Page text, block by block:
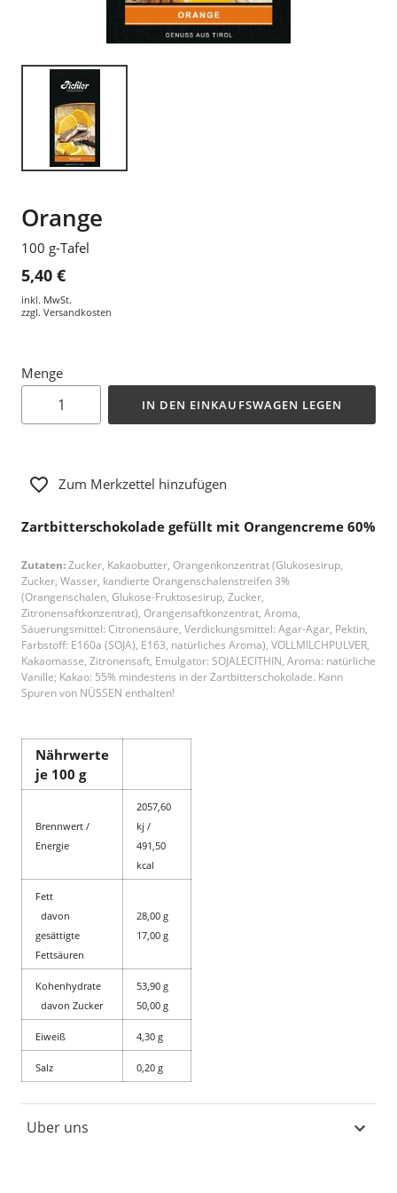
Orange
100 g-Tafel
5,40 €
inkl. MwSt.
zzgl. Versandkosten
Menge
IN DEN EINKAUFSWAGEN LEGEN
Zum Merkzettel hinzufügen
Zartbitterschokolade gefüllt mit Orangencreme 60%
Zutaten:Zucker, Kakaobutter, Orangenkonzentrat (Glukosesirup,
Zucker, Wasser, kandierte Orangenschalenstreifen 3%
(Orangenschalen, Glukose-Fruktosesirup, Zucker,
Zitronensaftkonzentrat), Orangensaftkonzentrat, Aroma,
Säuerungsmittel: Citronensäure, Verdickungsmittel: Agar-Agar, Pektin,
Farbstoff: E160a (SOJA), E163, natürliches Aroma), VOLLMILCHPULVER,
Kakaomasse, Zitronensaft, Emulgator: SOJALECITHIN, Aroma: natürliche
Vanille; Kakao: 55% mindestens in der Zartbitterschokolade. Kann
Spuren von NÜSSEN enthalten!
Nährwerte
je 100 g
Brennwert /
Energie
2057,60
kj /
491,50
kcal
Fett
davon
gesättigte
Fettsäuren
28,00 g
17,00 g
Kohenhydrate
davon Zucker
53,90 g
50,00 g
Eiweiß 4,30 g
Salz 0,20 g
Uber uns